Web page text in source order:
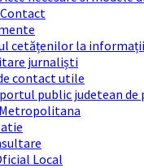
Contact
cetățenilor la informații
jurnaliști
contact utile
public judetean de
Local